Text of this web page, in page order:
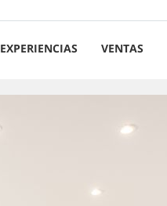
EXPERIENCIAS VENTAS